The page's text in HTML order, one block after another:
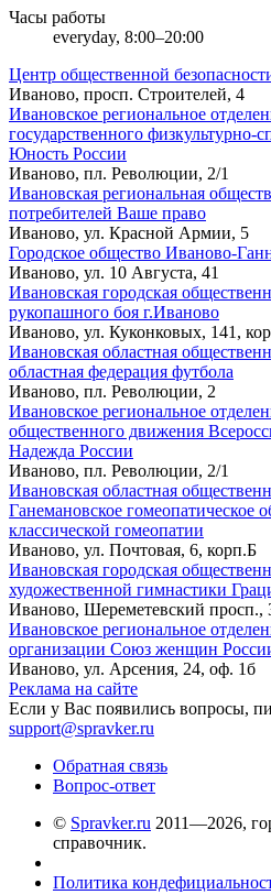
Часы работы
everyday, 8:00–20:00
Центр общественной
Иваново, просп. Строителей, 4
Ивановское региональное
государственного физкультурно-
Юность России
Иваново, пл. Революции, 2/1
Ивановская региональная
потребителей Ваше право
Иваново, ул. Красной Армии, 5
Городское общество Иваново-
Иваново, ул. 10 Августа, 41
Ивановская городская
рукопашного боя г.Иваново
Иваново, ул. Куконковых, 141,
Ивановская областная
областная федерация футбола
Иваново, пл. Революции, 2
Ивановское региональное
общественного движения
Надежда России
Иваново, пл. Революции, 2/1
Ивановская областная
Ганемановское гомеопатическое
классической гомеопатии
Иваново, ул. Почтовая, 6, корп.Б
Ивановская городская
художественной гимнастики
Иваново, Шереметевский просп.,
Ивановское региональное
организации Союз женщин
Иваново, ул. Арсения, 24, оф. 1б
Реклама на сайте
Если у Вас появились вопросы,
support@spravker.ru
Обратная связь
Вопрос-ответ
© Spravker.ru 2011—2026,
справочник.
Политика